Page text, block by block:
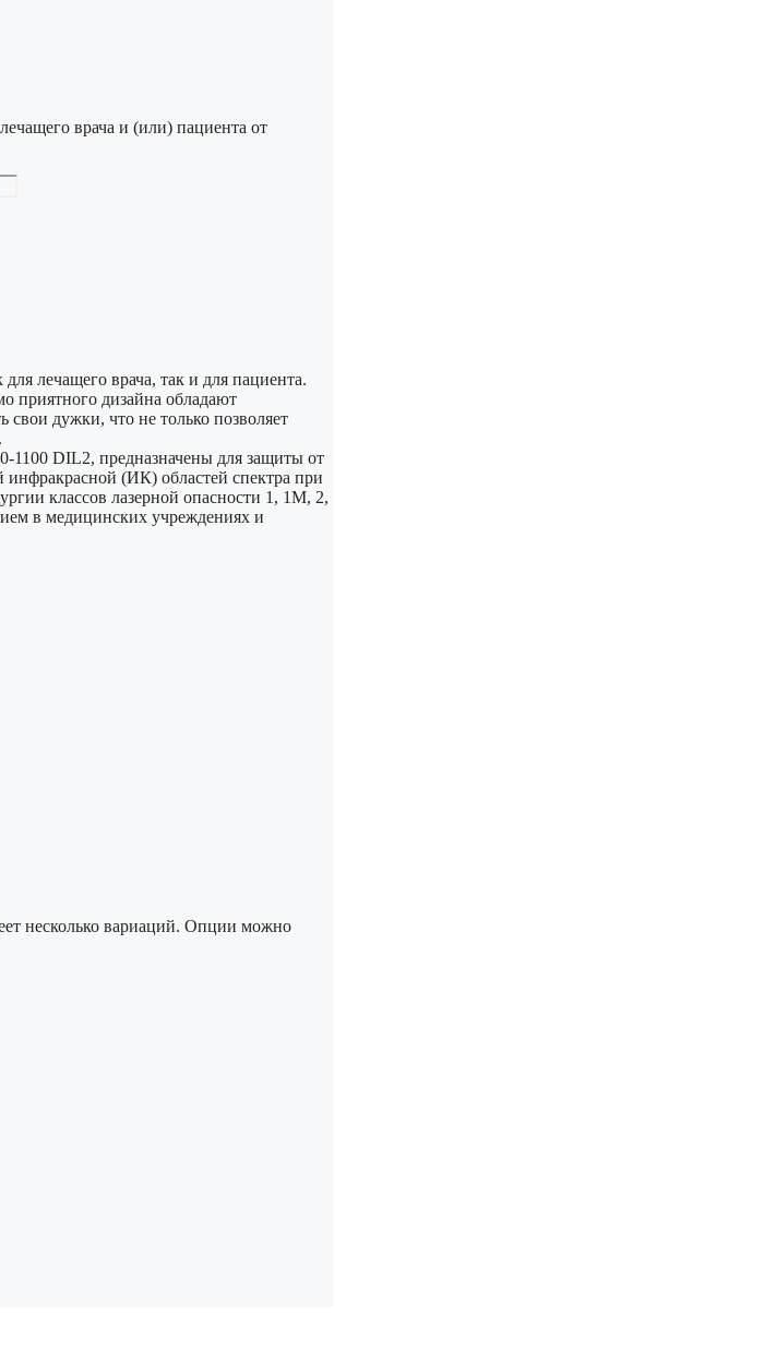
врача и (или) пациента от
лечащего врача, так и для пациента.
приятного дизайна обладают
дужки, что не только позволяет
DIL2, предназначены для защиты от
инфракрасной (ИК) областей спектра при
классов лазерной опасности 1, 1М, 2,
в медицинских учреждениях и
несколько вариаций. Опции можно